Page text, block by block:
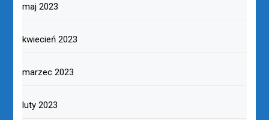
maj 2023
kwiecień 2023
marzec 2023
luty 2023